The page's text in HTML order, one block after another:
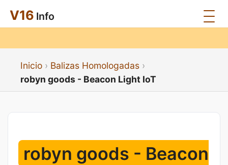
V16 Info
Inicio
Balizas Homologadas
robyn goods - Beacon Light IoT
robyn goods - Beacon